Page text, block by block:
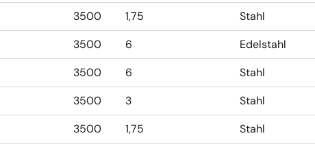
3500 1,75 Stahl
3500 6 Edelstahl
3500 6 Stahl
3500 3 Stahl
3500 1,75 Stahl